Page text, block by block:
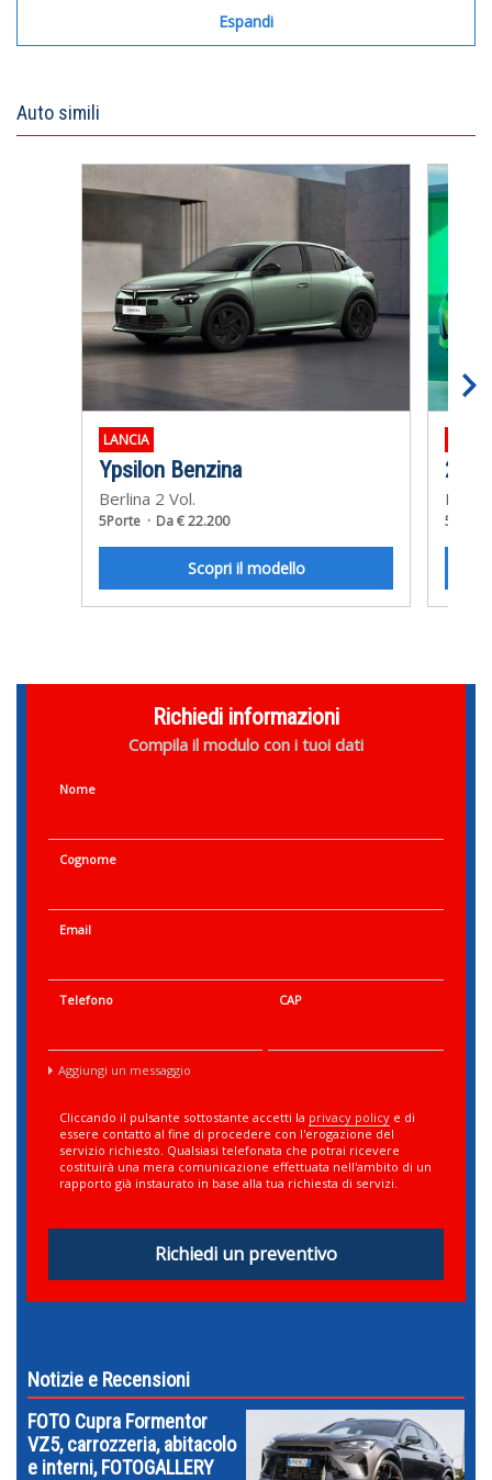
Espandi
Auto simili
LANCIA
Ypsilon Benzina
Berlina 2 Vol.
5Porte Da € 22.200
Scopri il modello
208
5Porte
Richiedi informazioni
Compila il modulo con i tuoi dati
Nome
Cognome
Email
Telefono CAP
Aggiungi un messaggio
Cliccando il pulsante sottostante accetti la privacy policy e di
essere contatto al fine di procedere con l'erogazione del
servizio richiesto. Qualsiasi telefonata che potrai ricevere
costituirà una mera comunicazione effettuata nell'ambito di un
rapporto già instaurato in base alla tua richiesta di servizi.
Richiedi un preventivo
Notizie e Recensioni
FOTO Cupra Formentor
VZ5, carrozzeria, abitacolo
e interni, FOTOGALLERY